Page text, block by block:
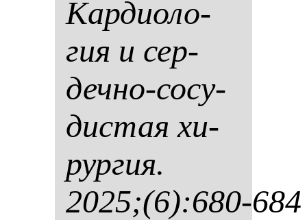
Кар­ди­оло­
гия и сер­
деч­но-со­су­
дис­тая хи­
рур­гия.
2025;(6):680-684